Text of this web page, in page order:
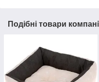
Подібні товари